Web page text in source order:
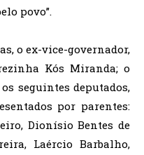
povo”.
o ex-vice-governador,
Kós Miranda; o
seguintes deputados,
por parentes:
Dionísio Bentes de
Laércio Barbalho,